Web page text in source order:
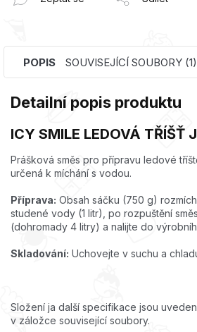
POPIS SOUVISEJÍCÍ SOUBORY (1)
Detailní popis produktu
ICY SMILE LEDOVÁ TŘÍŠŤ
Prášková směs pro přípravu ledové
určená k míchání s vodou.
Příprava: Obsah sáčku (750 g)
studené vody (1 litr), po rozpuštění
(dohromady 4 litry) a nalijte do
Skladování: Uchovejte v suchu a
Složení ja další specifikace jsou
v záložce související soubory.